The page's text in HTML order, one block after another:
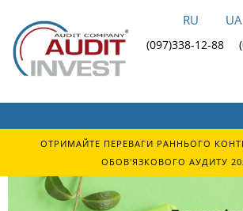
RU UA
(097)338-12-88
ОТРИМАЙТЕ ПЕРЕВАГИ РАННЬОГО
ОБОВ'ЯЗКОВОГО АУДИТУ